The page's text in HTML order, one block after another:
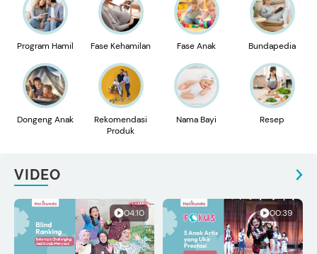
Program Hamil Fase Kehamilan Fase Anak Bundapedia
Dongeng Anak
Rekomendasi
Produk
Nama Bayi Resep
VIDEO
04:10 00:39